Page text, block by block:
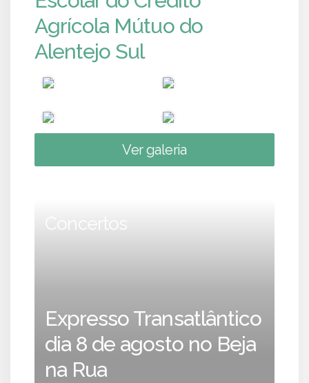
Agrícola Mútuo do
Alentejo Sul
Ver galeria
Concertos
Expresso Transatlântico
dia 8 de agosto no Beja
na Rua